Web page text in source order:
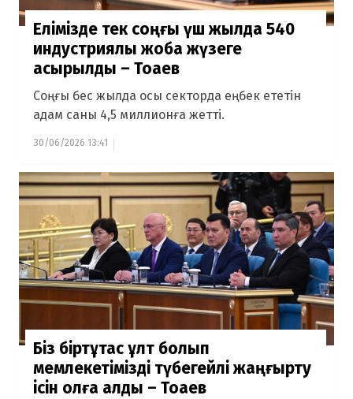
Елімізде тек соңғы үш жылда 540
индустриялық жоба жүзеге
асырылды – Тоқаев
Соңғы бес жылда осы секторда еңбек ететін
адам саны 4,5 миллионға жетті.
30/06/2026 13:41
Біз біртұтас ұлт болып
мемлекетімізді түбегейлі жаңғырту
ісін қолға алдық – Тоқаев